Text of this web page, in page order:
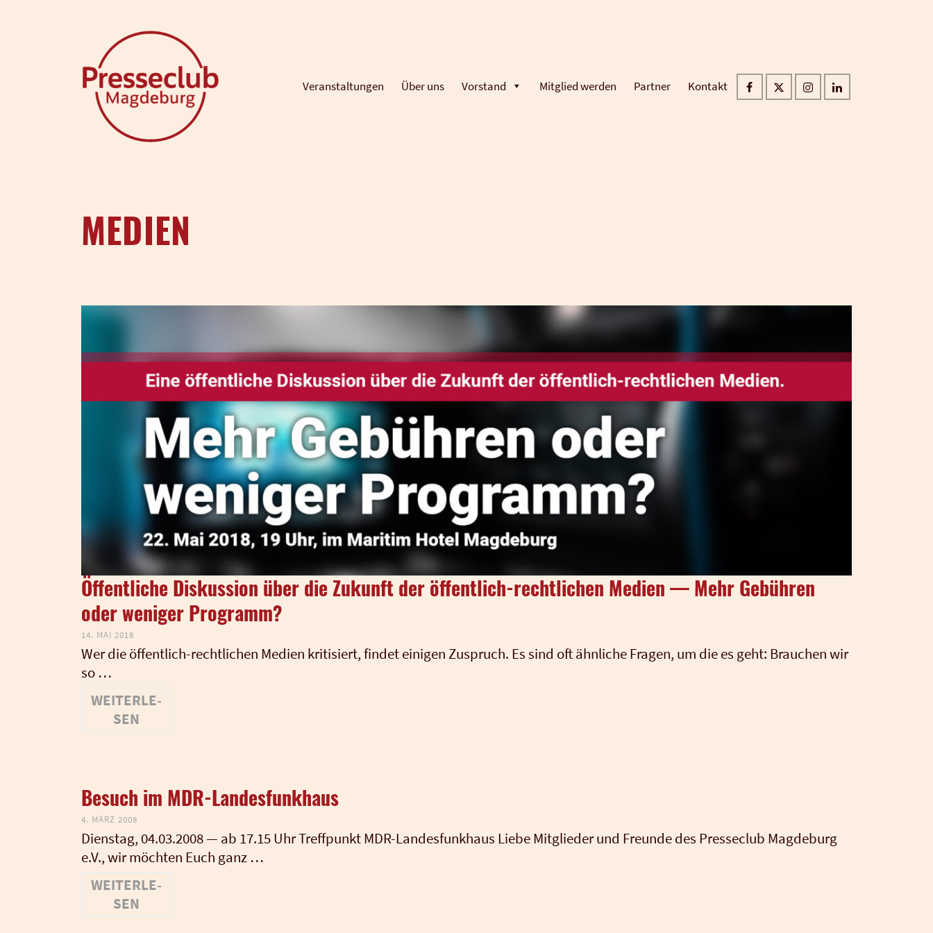
Veranstaltungen Über uns Vorstand Mitglied werden Partner Kontakt
MEDIEN
Öffentliche Diskussion über die Zukunft der öffentlich-rechtlichen Medien — Mehr Gebühren
oder weniger Programm?
14. MAI 2018
Wer die öffen­t­­lich-rech­t­­li­chen Medi­en kri­ti­siert, fin­det eini­gen Zuspruch. Es sind oft ähn­li­che Fra­gen, um die es geht: Brau­chen wir
so …
WEI­TER­LE­
SEN
Besuch im MDR-Landesfunkhaus
4. MÄRZ 2008
Diens­tag, 04.03.2008 — ab 17.15 Uhr Treff­punkt MDR-Lan­­des­­fun­k­haus Lie­be Mit­glie­der und Freun­de des Pres­se­club Mag­de­burg
e.V., wir möch­ten Euch ganz …
WEI­TER­LE­
SEN